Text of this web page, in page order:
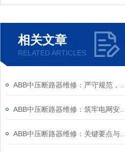
相关文章
RELATED ARTICLES